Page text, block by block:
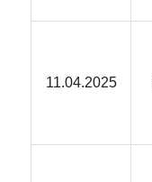
11.04.2025